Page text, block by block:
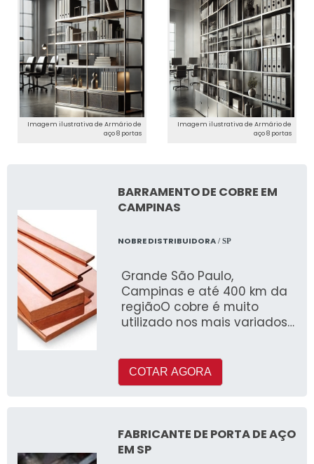
Imagem ilustrativa de Armário de
aço 8 portas
Imagem ilustrativa de Armário de
aço 8 portas
BARRAMENTO DE COBRE EM
CAMPINAS
NOBRE DISTRIBUIDORA/ SP
Grande São Paulo,
Campinas e até 400 km da
regiãoO cobre é muito
utilizado nos mais variados
COTAR AGORA
FABRICANTE DE PORTA DE AÇO
EM SP